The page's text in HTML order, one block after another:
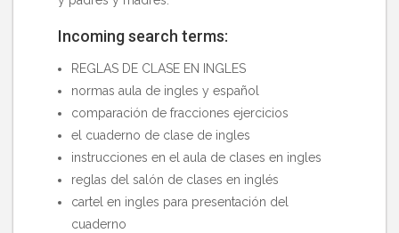
Incoming search terms:
REGLAS DE CLASE EN INGLES
normas aula de ingles y español
comparación de fracciones ejercicios
el cuaderno de clase de ingles
instrucciones en el aula de clases en ingles
reglas del salón de clases en inglés
cartel en ingles para presentación del
cuaderno